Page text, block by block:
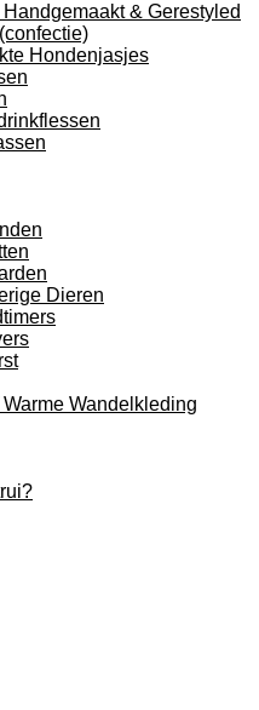
& Gerestyled
Hondenjasjes
Dieren
Wandelkleding